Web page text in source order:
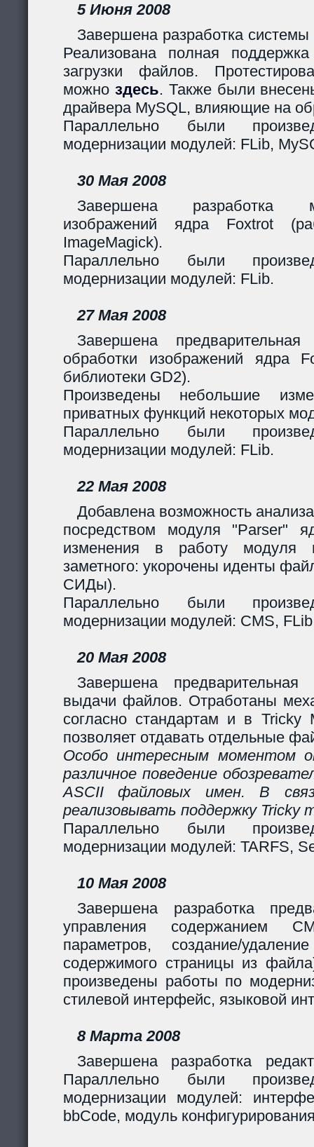
5 Июня 2008
Завершена разработка
Реализована полная
загрузки файлов.
можно здесь. Также были
драйвера MySQL, влияющие на
Параллельно были
модернизации модулей: FLib,
30 Мая 2008
Завершена разработка
изображений ядра Foxtrot
ImageMagick).
Параллельно были
модернизации модулей: FLib.
27 Мая 2008
Завершена
обработки изображений ядра
библиотеки GD2).
Произведены небольшие
приватных функций некоторых
Параллельно были
модернизации модулей: FLib.
22 Мая 2008
Добавлена возможность
посредством модуля "Parser"
изменения в работу модуля
заметного: укорочены иденты
СИДы).
Параллельно были
модернизации модулей: CMS,
20 Мая 2008
Завершена предварительная
выдачи файлов. Отработаны
согласно стандартам и в Tricky
позволяет отдавать отдельные
Особо интересным моментом
различное поведение
ASCII файловых имен. В
реализовывать поддержку Tricky
Параллельно были
модернизации модулей: TARFS,
10 Мая 2008
Завершена разработка
управления содержанием
параметров, создание/
содержимого страницы из
произведены работы по
стилевой интерфейс, языковой
8 Марта 2008
Завершена разработка
Параллельно были
модернизации модулей:
bbCode, модуль